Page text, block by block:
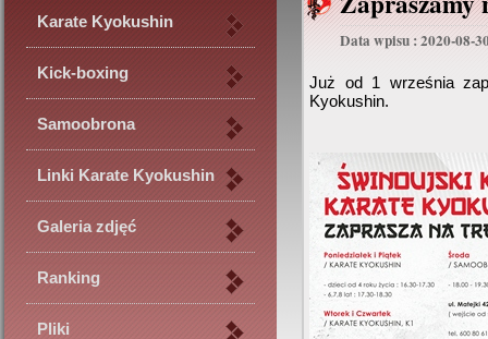
Karate Kyokushin
Kick-boxing
Samoobrona
Linki Karate Kyokushin
Galeria zdjęć
Ranking
Pliki
Data wpisu : 2020-08-
Już od 1 września
Kyokushin.